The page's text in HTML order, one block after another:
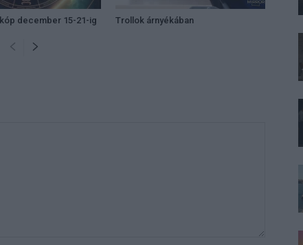
december 15-21-ig Trollok árnyékában